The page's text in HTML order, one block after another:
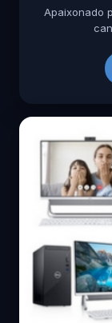
Apaixonado